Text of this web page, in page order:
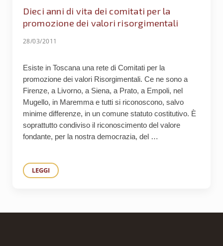
Dieci anni di vita dei comitati per la
promozione dei valori risorgimentali
28/03/2011
Esiste in Toscana una rete di Comitati per la
promozione dei valori Risorgimentali. Ce ne sono a
Firenze, a Livorno, a Siena, a Prato, a Empoli, nel
Mugello, in Maremma e tutti si riconoscono, salvo
minime differenze, in un comune statuto costitutivo. È
soprattutto condiviso il riconoscimento del valore
fondante, per la nostra democrazia, del …
LEGGI
DIECI ANNI DI VITA DEI COMITATI PER LA PROMOZIONE